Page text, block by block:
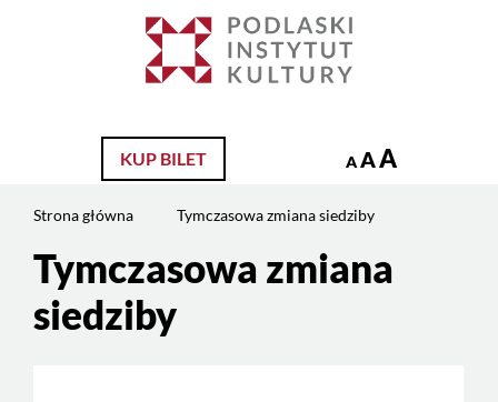
KUP BILET A AA
Strona główna Tymczasowa zmiana siedziby
Treść
stronyTymczasowa zmiana
siedziby